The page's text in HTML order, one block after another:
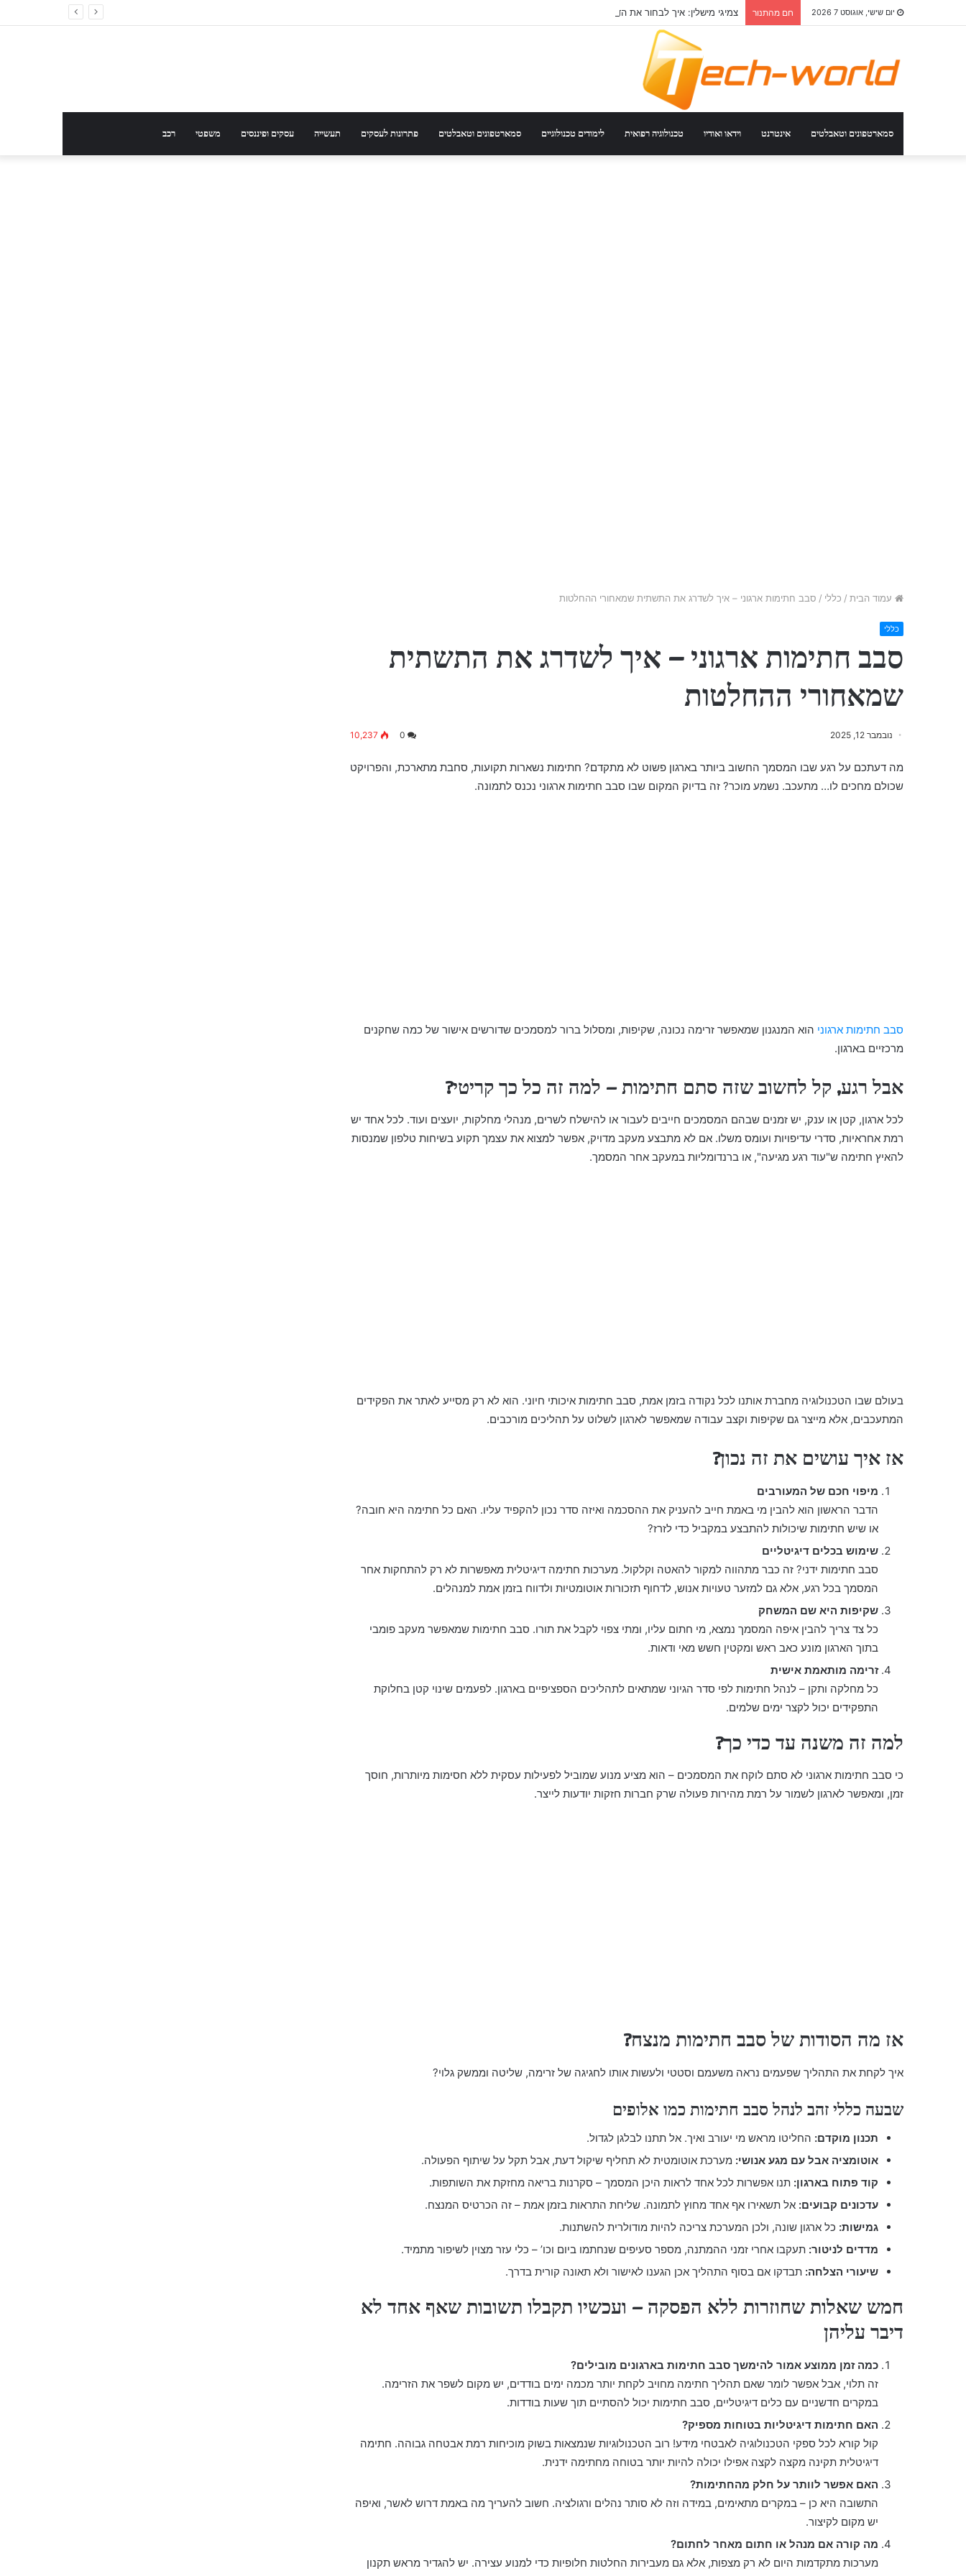
יום שישי, אוגוסט 7 2026 חם מהתנור צמיגי מישלין: איך לבחור את הדגם הנכון לפי סוג רכב ונסועה
סמארטפונים וטאבלטים אינטרנט וידאו ואודיו טכנולוגיה רפואית לימודים טכנולוגיים סמארטפונים וטאבלטים פתרונות לעסקים תעשייה עסקים ופיננסים משפטי רכב
עמוד הבית / כללי / סבב חתימות ארגוני – איך לשדרג את התשתית שמאחורי ההחלטות
כללי
סבב חתימות ארגוני – איך לשדרג את התשתית
שמאחורי ההחלטות
נובמבר 12, 2025 0
10,237
מה דעתכם על רגע שבו המסמך החשוב ביותר בארגון פשוט לא מתקדם? חתימות נשארות תקועות, סחבת מתארכת, והפרויקט
שכולם מחכים לו… מתעכב. נשמע מוכר? זה בדיוק המקום שבו סבב חתימות ארגוני נכנס לתמונה.
סבב חתימות ארגוני הוא המנגנון שמאפשר זרימה נכונה, שקיפות, ומסלול ברור למסמכים שדורשים אישור של כמה שחקנים
מרכזיים בארגון.
אבל רגע, קל לחשוב שזה סתם חתימות – למה זה כל כך קריטי?
לכל ארגון, קטן או ענק, יש זמנים שבהם המסמכים חייבים לעבור או להישלח לשרים, מנהלי מחלקות, יועצים ועוד. לכל אחד יש
רמת אחראיות, סדרי עדיפויות ועומס משלו. אם לא מתבצע מעקב מדויק, אפשר למצוא את עצמך תקוע בשיחות טלפון שמנסות
להאיץ חתימה ש"עוד רגע מגיעה", או ברנדומליות במעקב אחר המסמך.
בעולם שבו הטכנולוגיה מחברת אותנו לכל נקודה בזמן אמת, סבב חתימות איכותי חיוני. הוא לא רק מסייע לאתר את הפקידים
המתעכבים, אלא מייצר גם שקיפות וקצב עבודה שמאפשר לארגון לשלוט על תהליכים מורכבים.
אז איך עושים את זה נכון?
מיפוי חכם של המעורבים
הדבר הראשון הוא להבין מי באמת חייב להעניק את ההסכמה ואיזה סדר נכון להקפיד עליו. האם כל חתימה היא חובה?
או שיש חתימות שיכולות להתבצע במקביל כדי לזרז?
שימוש בכלים דיגיטליים
סבב חתימות ידני? זה כבר מתהווה למקור להאטה וקלקול. מערכות חתימה דיגיטלית מאפשרות לא רק להתחקות אחר
המסמך בכל רגע, אלא גם למזער טעויות אנוש, לדחוף תזכורות אוטומטיות ולדווח בזמן אמת למנהלים.
שקיפות היא שם המשחק
כל צד צריך להבין איפה המסמך נמצא, מי חתום עליו, ומתי צפוי לקבל את תורו. סבב חתימות שמאפשר מעקב פומבי
בתוך הארגון מונע כאב ראש ומקטין חשש מאי ודאות.
זרימה מותאמת אישית
כל מחלקה ותקן – לנהל חתימות לפי סדר הגיוני שמתאים לתהליכים הספציפיים בארגון. לפעמים שינוי קטן בחלוקת
התפקידים יכול לקצר ימים שלמים.
למה זה משנה עד כדי כך?
כי סבב חתימות ארגוני לא סתם לוקח את המסמכים – הוא מציע מנוע שמוביל לפעילות עסקית ללא חסימות מיותרות, חוסך
זמן, ומאפשר לארגון לשמור על רמת מהירות פעולה שרק חברות חזקות יודעות לייצר.
אז מה הסודות של סבב חתימות מנצח?
איך לקחת את התהליך שפעמים נראה משעמם וסטטי ולעשות אותו לחגיגה של זרימה, שליטה וממשק גלוי?
שבעה כללי זהב לנהל סבב חתימות כמו אלופים
תכנון מוקדם: החליטו מראש מי יעורב ואיך. אל תתנו לבלגן לגדול.
אוטומציה אבל עם מגע אנושי: מערכת אוטומטית לא תחליף שיקול דעת, אבל תקל על שיתוף הפעולה.
קוד פתוח בארגון: תנו אפשרות לכל אחד לראות היכן המסמך – סקרנות בריאה מחזקת את השותפות.
עדכונים קבועים: אל תשאירו אף אחד מחוץ לתמונה. שליחת התראות בזמן אמת – זה הכרטיס המנצח.
גמישות: כל ארגון שונה, ולכן המערכת צריכה להיות מודולרית להשתנות.
מדדים לניטור: תעקבו אחרי זמני ההמתנה, מספר סעיפים שנחתמו ביום וכו’ – כלי עזר מצוין לשיפור מתמיד.
שיעורי הצלחה: תבדקו אם בסוף התהליך אכן הגענו לאישור ולא תאונה קורית בדרך.
חמש שאלות שחוזרות ללא הפסקה – ועכשיו תקבלו תשובות שאף אחד לא
דיבר עליהן
כמה זמן ממוצע אמור להימשך סבב חתימות בארגונים מובילים?
זה תלוי, אבל אפשר לומר שאם תהליך חתימה מחויב לקחת יותר מכמה ימים בודדים, יש מקום לשפר את הזרימה.
במקרים חדשניים עם כלים דיגיטליים, סבב חתימות יכול להסתיים תוך שעות בודדות.
האם חתימות דיגיטליות בטוחות מספיק?
קול קורא לכל ספקי הטכנולוגיה לאבטחי מידע! רוב הטכנולוגיות שנמצאות בשוק מוכיחות רמת אבטחה גבוהה. חתימה
דיגיטלית תקינה מקצה לקצה אפילו יכולה להיות יותר בטוחה מחתימה ידנית.
האם אפשר לוותר על חלק מהחתימות?
התשובה היא כן – במקרים מתאימים, במידה וזה לא סותר נהלים ורגולציה. חשוב להעריך מה באמת דרוש לאשר, ואיפה
יש מקום לקיצור.
מה קורה אם מנהל או חתום מאחר לחתום?
מערכות מתקדמות היום לא רק מצפות, אלא גם מעבירות החלטות חלופיות כדי למנוע עצירה. יש להגדיר מראש תקנון